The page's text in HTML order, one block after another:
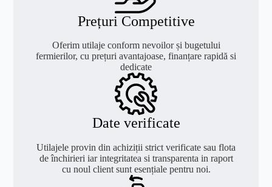
Prețuri Competitive
Oferim utilaje conform nevoilor și bugetului
fermierilor, cu prețuri avantajoase, finanțare rapidă si
dedicate
Date verificate
Utilajele provin din achiziții strict verificate sau flota
de închirieri iar integritatea si transparenta in raport
cu noul client sunt esențiale pentru noi.